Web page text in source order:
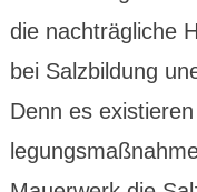
die nach­träg­liche
bei Salz­bildung
Denn es